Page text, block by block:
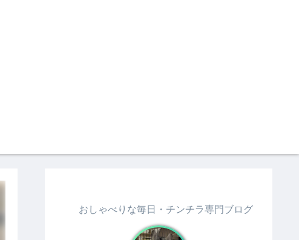
おしゃべりな毎日・チンチラ専門ブログ